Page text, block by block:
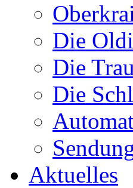
Die
Die
Die
Aktuelles